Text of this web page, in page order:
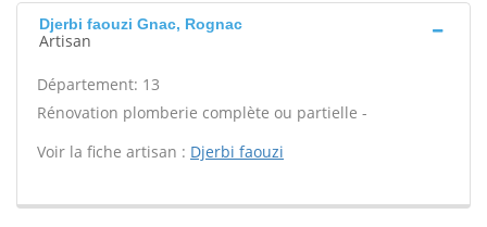
Djerbi faouzi Gnac, Rognac
Artisan
Département: 13
Rénovation plomberie complète ou partielle -
Voir la fiche artisan : Djerbi faouzi